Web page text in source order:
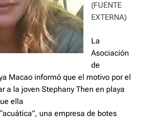
(FUENTE
EXTERNA)
La
Asociación
de
Macao informó que el motivo por el
a la joven Stephany Then en playa
ella
una empresa de botes